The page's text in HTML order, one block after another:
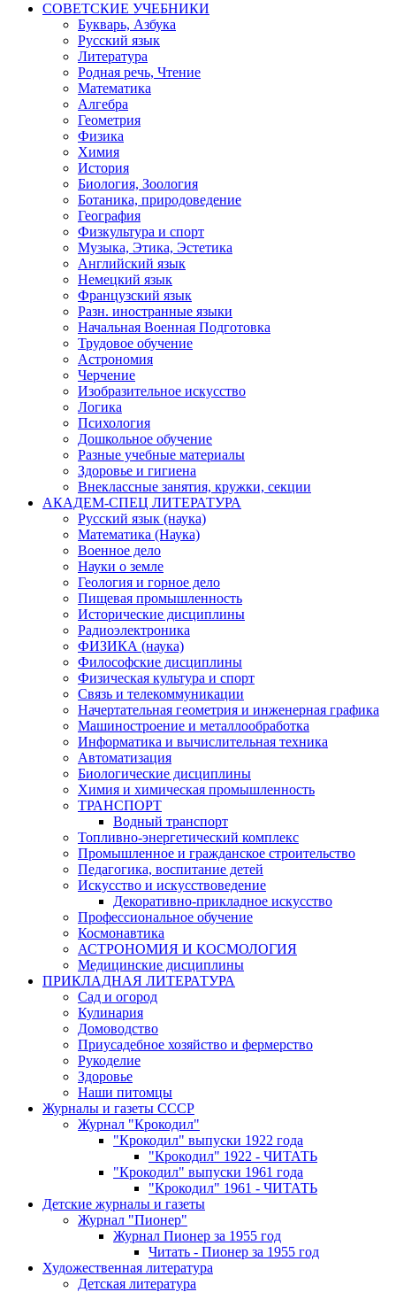
СОВЕТСКИЕ УЧЕБНИКИ
Букварь, Азбука
Русский язык
Литература
Родная речь, Чтение
Математика
Алгебра
Геометрия
Физика
Химия
История
Биология, Зоология
Ботаника, природоведение
География
Физкультура и спорт
Музыка, Этика, Эстетика
Английский язык
Немецкий язык
Французский язык
Разн. иностранные языки
Начальная Военная Подготовка
Трудовое обучение
Астрономия
Черчение
Изобразительное искусство
Логика
Психология
Дошкольное обучение
Разные учебные материалы
Здоровье и гигиена
Внеклассные занятия, кружки, секции
АКАДЕМ-СПЕЦ ЛИТЕРАТУРА
Русский язык (наука)
Математика (Наука)
Военное дело
Науки о земле
Геология и горное дело
Пищевая промышленность
Исторические дисциплины
Радиоэлектроника
ФИЗИКА (наука)
Философские дисциплины
Физическая культура и спорт
Связь и телекоммуникации
Начертательная геометрия и инженерная графика
Машиностроение и металлообработка
Информатика и вычислительная техника
Автоматизация
Биологические дисциплины
Химия и химическая промышленность
ТРАНСПОРТ
Водный транспорт
Топливно-энергетический комплекс
Промышленное и гражданское строительство
Педагогика, воспитание детей
Искусство и искусствоведение
Декоративно-прикладное искусство
Профессиональное обучение
Космонавтика
АСТРОНОМИЯ И КОСМОЛОГИЯ
Медицинские дисциплины
ПРИКЛАДНАЯ ЛИТЕРАТУРА
Сад и огород
Кулинария
Домоводство
Приусадебное хозяйство и фермерство
Рукоделие
Здоровье
Наши питомцы
Журналы и газеты СССР
Журнал "Крокодил"
"Крокодил" выпуски 1922 года
"Крокодил" 1922 - ЧИТАТЬ
"Крокодил" выпуски 1961 года
"Крокодил" 1961 - ЧИТАТЬ
Детские журналы и газеты
Журнал "Пионер"
Журнал Пионер за 1955 год
Читать - Пионер за 1955 год
Художественная литература
Детская литература